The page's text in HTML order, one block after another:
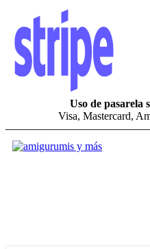
Uso de pasarela
Visa, Mastercard,